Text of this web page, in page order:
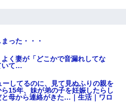
った・・・
く妻が「どこかで音漏れしてな
いて…
してるのに、見て見ぬふりの親を
15年、妹が弟の子を妊娠したらし
母から連絡がきた…｜生活｜ワロ